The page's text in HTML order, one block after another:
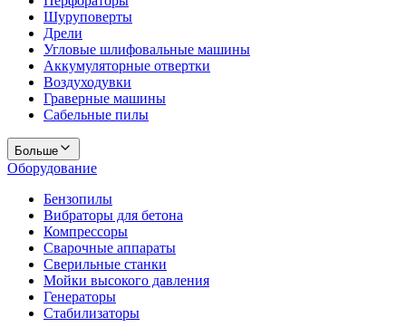
Шуруповерты
Дрели
Угловые шлифовальные машины
Аккумуляторные отвертки
Воздуходувки
Граверные машины
Сабельные пилы
Больше
Оборудование
Бензопилы
Вибраторы для бетона
Компрессоры
Сварочные аппараты
Сверильные станки
Мойки высокого давления
Генераторы
Стабилизаторы